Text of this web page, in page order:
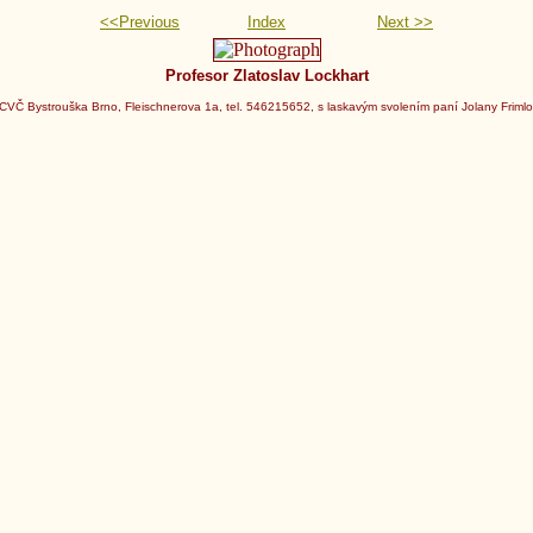
<<Previous Index Next >>
Profesor Zlatoslav Lockhart
Bystrouška Brno, Fleischnerova 1a, tel. 546215652, s laskavým svolením paní Jolany